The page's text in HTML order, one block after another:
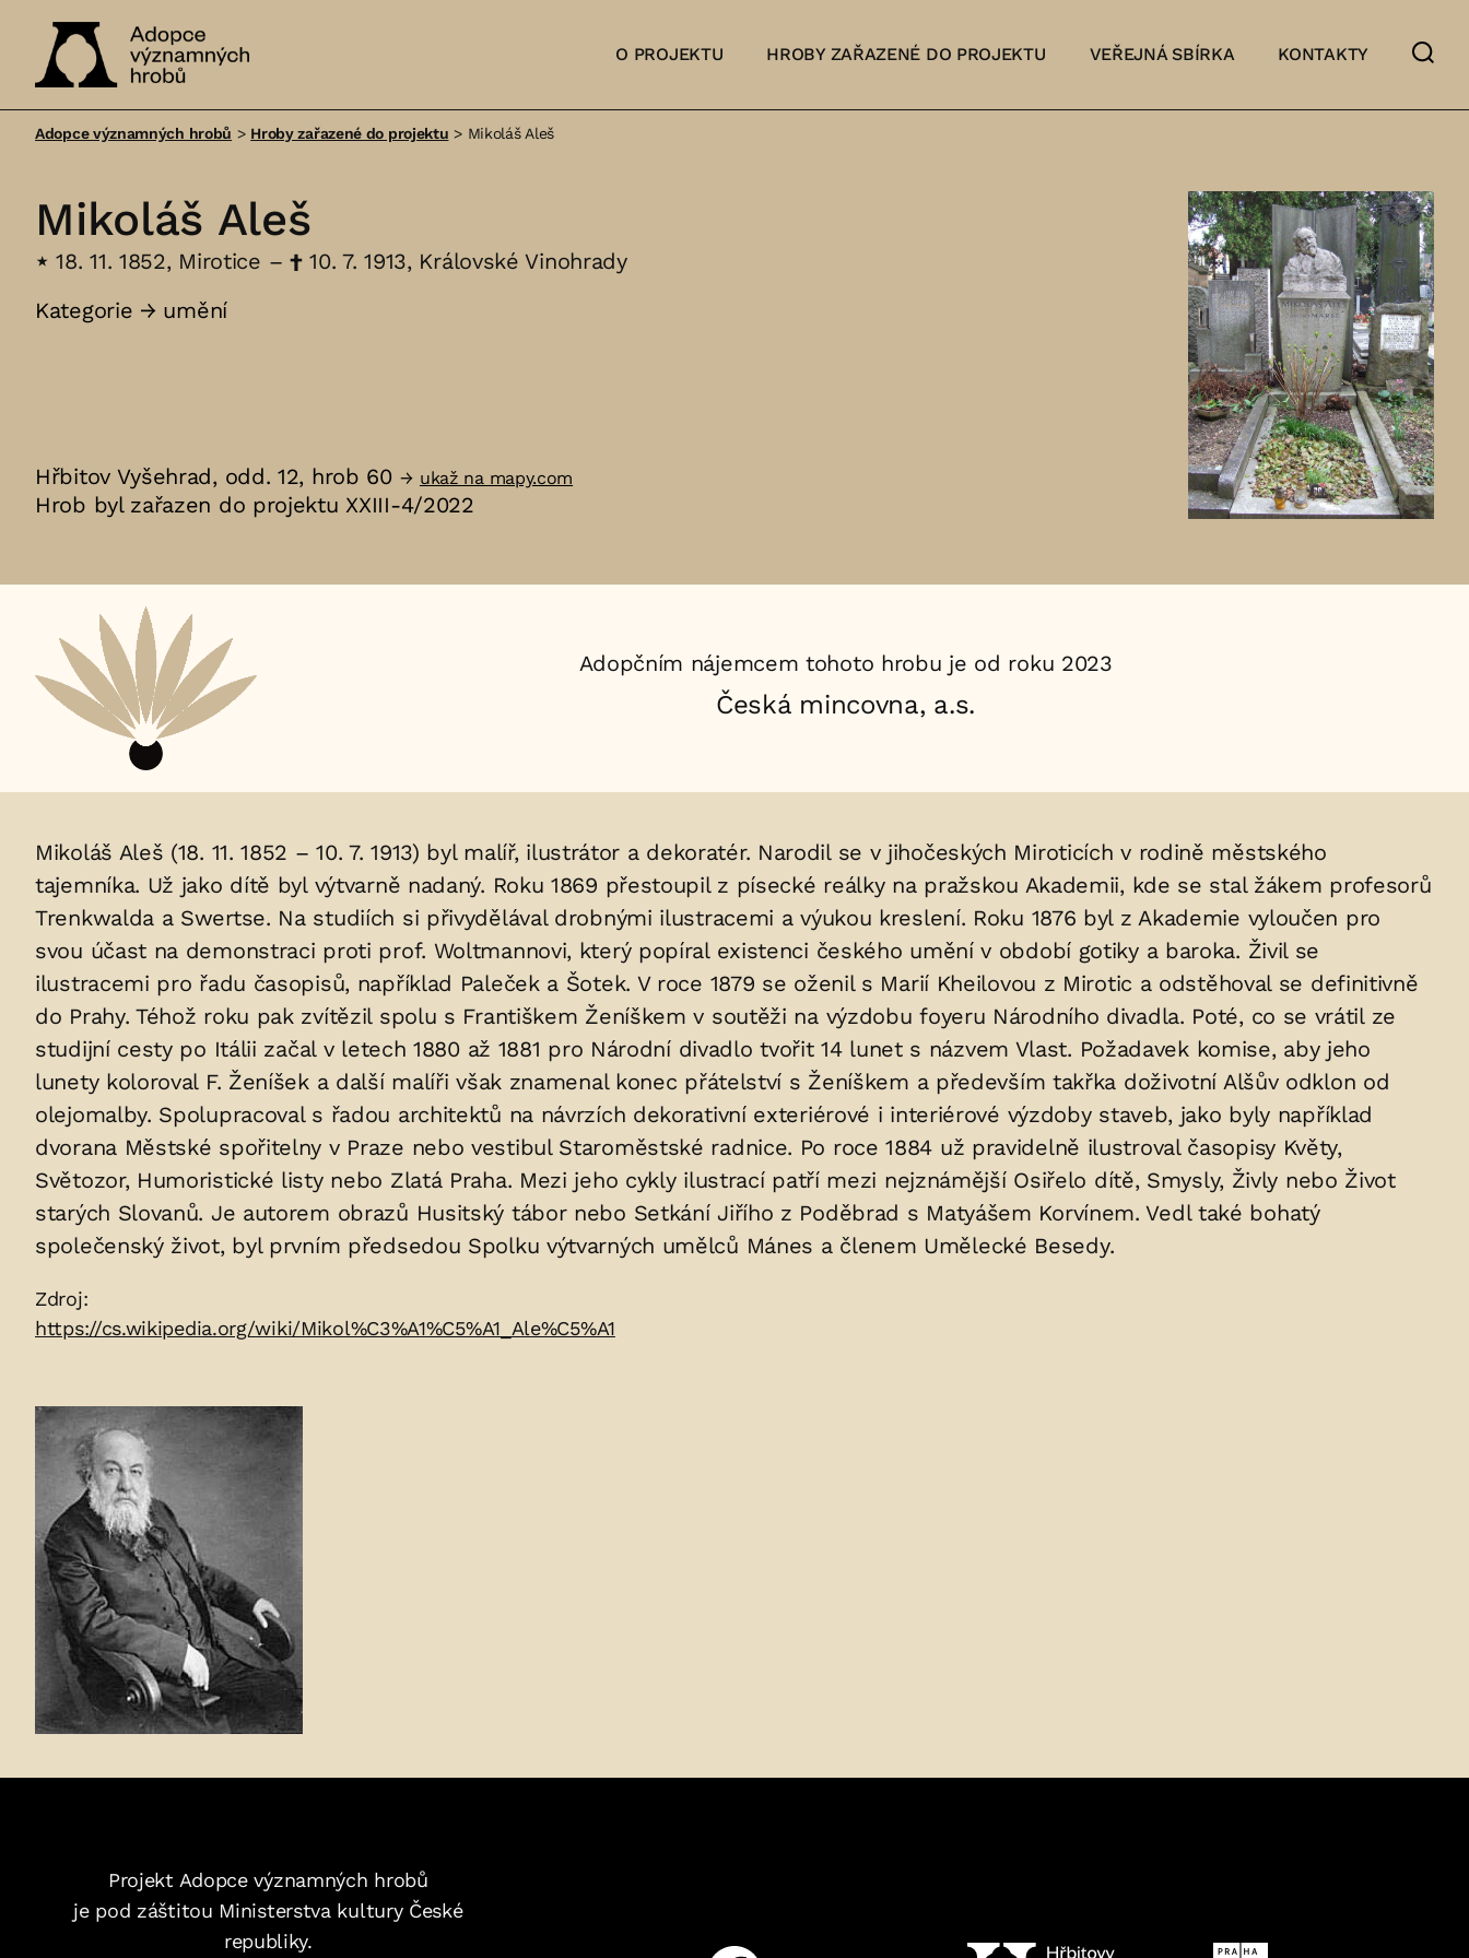
významných
O PROJEKTU HROBY ZAŘAZENÉ DO PROJEKTU VEŘEJNÁ SBÍRKA KONTAKTY
Adopce významných hrobů > Hroby zařazené do projektu > Mikoláš Aleš
Mikoláš Aleš
⋆ 18. 11. 1852, Mirotice – †10. 7. 1913, Královské Vinohrady
Kategorie → umění
Hřbitov Vyšehrad, odd. 12, hrob 60 → ukaž na mapy.com
Hrob byl zařazen do projektu XXIII-4/2022
Aktuální
adopční
nájemce:
Adopčním nájemcem tohoto hrobu je od roku 2023
Česká mincovna, a.s.
Životopis
osoby/osob
uložených
v
hrobu:
Mikoláš Aleš (18. 11. 1852 – 10. 7. 1913) byl malíř, ilustrátor a dekoratér. Narodil se v jihočeských Miroticích v rodině městského
tajemníka. Už jako dítě byl výtvarně nadaný. Roku 1869 přestoupil z písecké reálky na pražskou Akademii, kde se stal žákem profesorů
Trenkwalda a Swertse. Na studiích si přivydělával drobnými ilustracemi a výukou kreslení. Roku 1876 byl z Akademie vyloučen pro
svou účast na demonstraci proti prof. Woltmannovi, který popíral existenci českého umění v období gotiky a baroka. Živil se
ilustracemi pro řadu časopisů, například Paleček a Šotek. V roce 1879 se oženil s Marií Kheilovou z Mirotic a odstěhoval se definitivně
do Prahy. Téhož roku pak zvítězil spolu s Františkem Ženíškem v soutěži na výzdobu foyeru Národního divadla. Poté, co se vrátil ze
studijní cesty po Itálii začal v letech 1880 až 1881 pro Národní divadlo tvořit 14 lunet s názvem Vlast. Požadavek komise, aby jeho
lunety koloroval F. Ženíšek a další malíři však znamenal konec přátelství s Ženíškem a především takřka doživotní Alšův odklon od
olejomalby. Spolupracoval s řadou architektů na návrzích dekorativní exteriérové i interiérové výzdoby staveb, jako byly například
dvorana Městské spořitelny v Praze nebo vestibul Staroměstské radnice. Po roce 1884 už pravidelně ilustroval časopisy Květy,
Světozor, Humoristické listy nebo Zlatá Praha. Mezi jeho cykly ilustrací patří mezi nejznámější Osiřelo dítě, Smysly, Živly nebo Život
starých Slovanů. Je autorem obrazů Husitský tábor nebo Setkání Jiřího z Poděbrad s Matyášem Korvínem. Vedl také bohatý
společenský život, byl prvním předsedou Spolku výtvarných umělců Mánes a členem Umělecké Besedy.
Zdroje:
Zdroj:
https://cs.wikipedia.org/wiki/Mikol%C3%A1%C5%A1_Ale%C5%A1
Fotogalerie:
Projekt Adopce významných hrobů
je pod záštitou Ministerstva kultury České
republiky.